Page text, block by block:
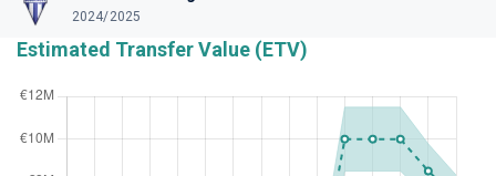
2024/2025
Estimated Transfer Value (ETV)